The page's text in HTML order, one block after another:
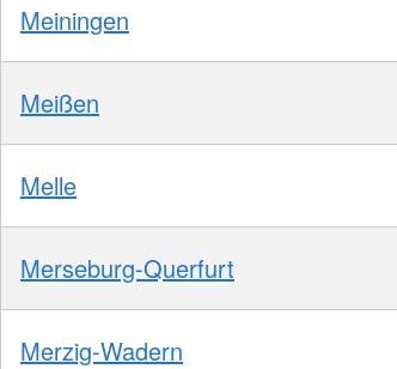
Meiningen
Meißen
Melle
Merseburg-Querfurt
Merzig-Wadern